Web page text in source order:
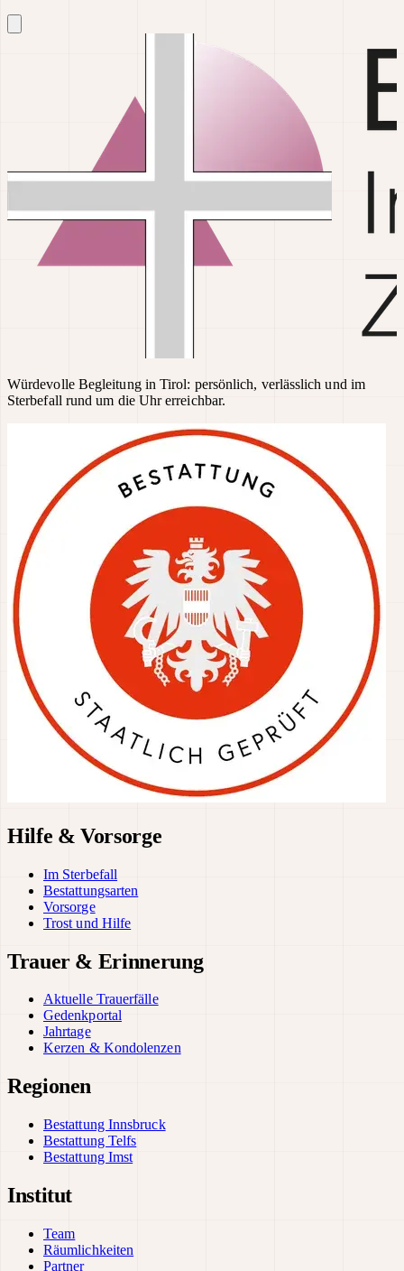
Würdevolle Begleitung in Tirol: persönlich, verlässlich und im
Sterbefall rund um die Uhr erreichbar.
Hilfe & Vorsorge
Im Sterbefall
Bestattungsarten
Vorsorge
Trost und Hilfe
Trauer & Erinnerung
Aktuelle Trauerfälle
Gedenkportal
Jahrtage
Kerzen & Kondolenzen
Regionen
Bestattung Innsbruck
Bestattung Telfs
Bestattung Imst
Institut
Team
Räumlichkeiten
Partner